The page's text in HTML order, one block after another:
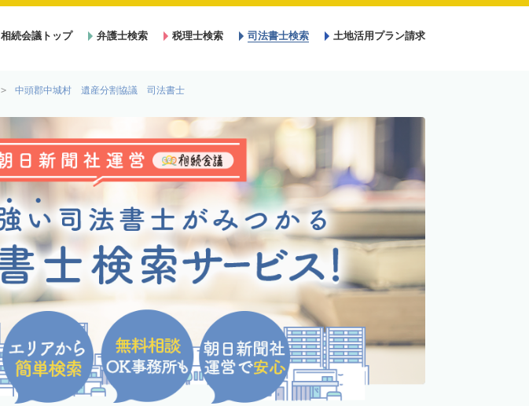
相続会議トップ 弁護士検索 税理士検索 司法書士検索 土地活用プラン請求
中頭郡中城村 遺産分割協議 司法書士